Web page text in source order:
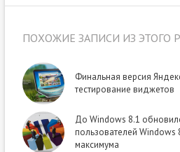
ПОХОЖИЕ ЗАПИСИ ИЗ ЭТОГО
Финальная версия
тестирование виджетов
До Windows 8.1
пользователей Windows
максимума